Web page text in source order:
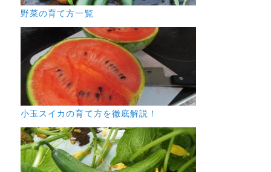
野菜の育て方一覧
小玉スイカの育て方を徹底解説！